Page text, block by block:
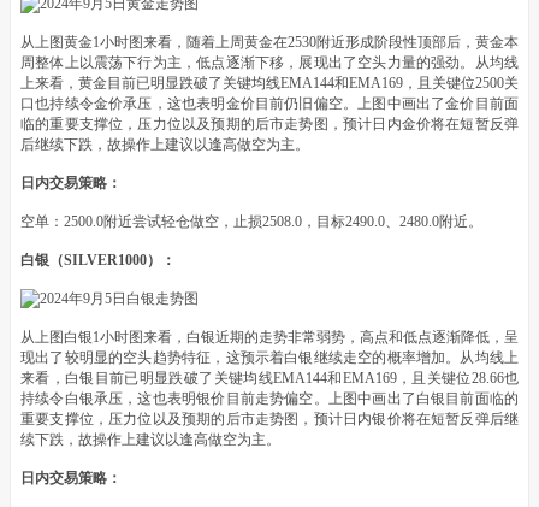
从上图黄金1小时图来看，随着上周黄金在2530附近形成阶段性顶部后，黄金本
周整体上以震荡下行为主，低点逐渐下移，展现出了空头力量的强劲。从均线
上来看，黄金目前已明显跌破了关键均线EMA144和EMA169，且关键位2500关
口也持续令金价承压，这也表明金价目前仍旧偏空。上图中画出了金价目前面
临的重要支撑位，压力位以及预期的后市走势图，预计日内金价将在短暂反弹
后继续下跌，故操作上建议以逢高做空为主。
日内交易策略：
空单：2500.0附近尝试轻仓做空，止损2508.0，目标2490.0、2480.0附近。
白银（SILVER1000）：
从上图白银1小时图来看，白银近期的走势非常弱势，高点和低点逐渐降低，呈
现出了较明显的空头趋势特征，这预示着白银继续走空的概率增加。从均线上
来看，白银目前已明显跌破了关键均线EMA144和EMA169，且关键位28.66也
持续令白银承压，这也表明银价目前走势偏空。上图中画出了白银目前面临的
重要支撑位，压力位以及预期的后市走势图，预计日内银价将在短暂反弹后继
续下跌，故操作上建议以逢高做空为主。
日内交易策略：